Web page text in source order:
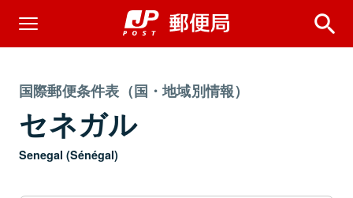
国際郵便条件表（国・地域別情報）
セネガル
Senegal (Sénégal)